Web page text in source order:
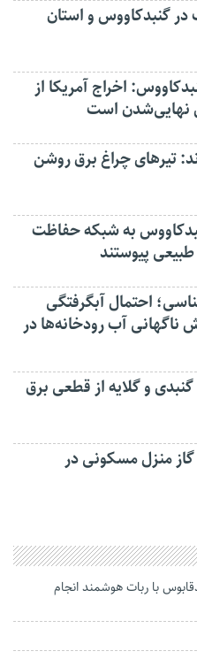
گنبدکاووس و استان
اخراج آمریکا از
نهایی‌شدن است
تیرهای چراغ برق روشن
به شبکه حفاظت
پیوستند
احتمال آبگرفتگی
ناگهانی آب رودخانه‌ها در
و گلایه از قطعی برق
گاز منزل مسکونی در
با ربات هوشمند انجام